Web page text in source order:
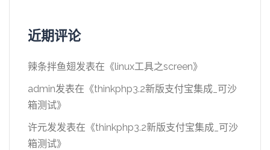
近期评论
辣条拌鱼翅发表在《linux工具之screen》
admin发表在《thinkphp3.2新版支付宝集成_可沙
箱测试》
许元发发表在《thinkphp3.2新版支付宝集成_可沙
箱测试》